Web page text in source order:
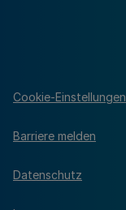
Cookie-Einstellungen
Barriere melden
Datenschutz